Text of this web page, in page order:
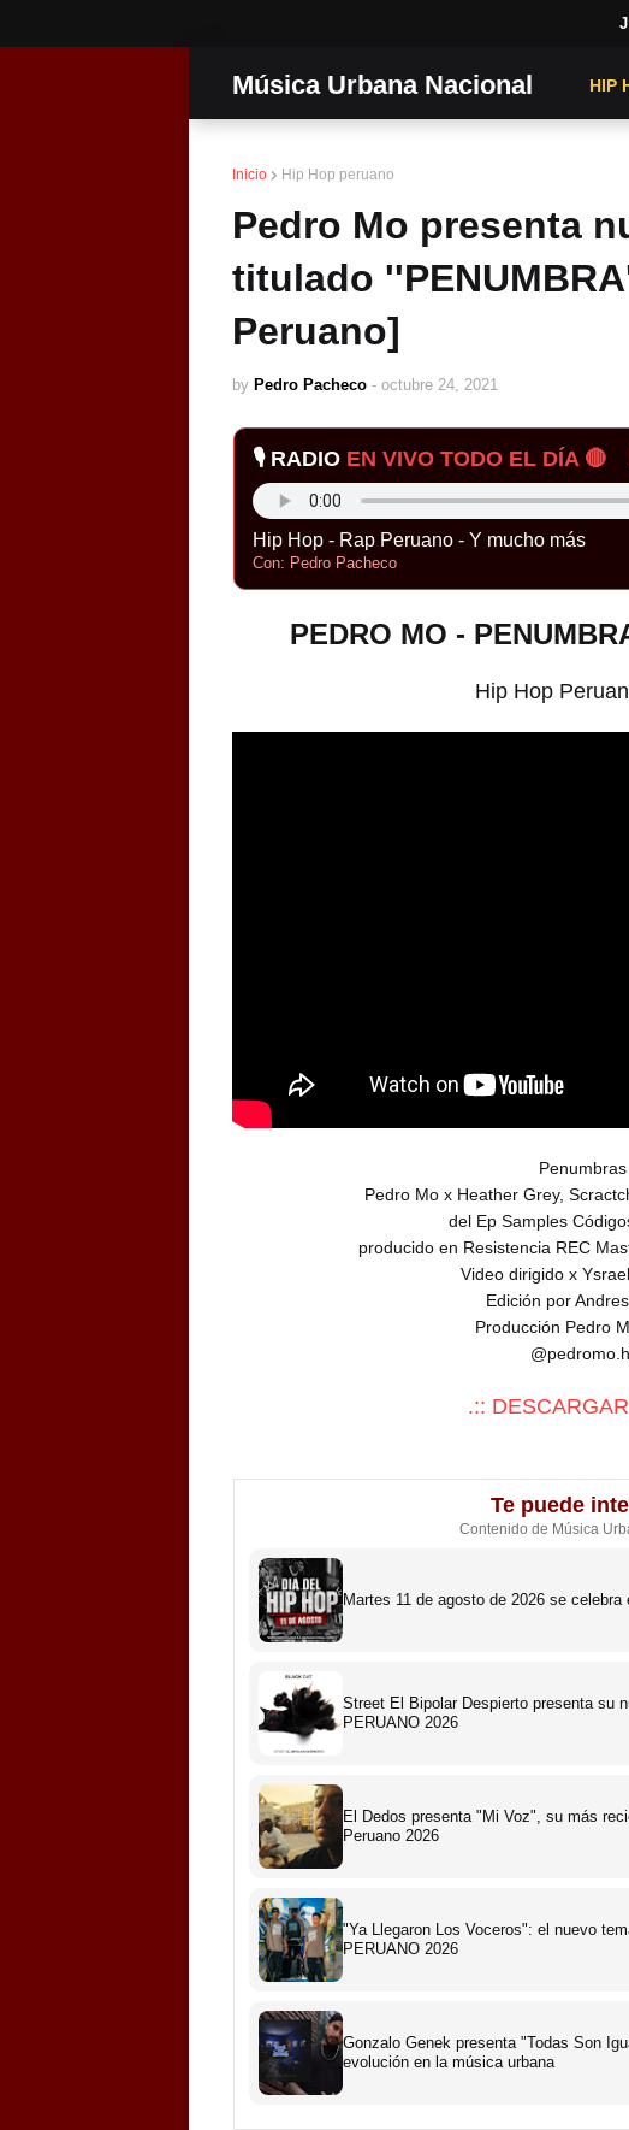
Música Urbana Nacional HIP
Inicio Hip Hop peruano
Pedro Mo presenta
titulado
Peruano]
by Pedro Pacheco - octubre 24, 2021
🎙️ RADIO EN VIVO TODO EL DÍA 🔴
Hip Hop - Rap Peruano - Y mucho más
Con: Pedro Pacheco
PEDRO MO -
Hip Hop
Penumbras
Pedro Mo x Heather Grey,
del Ep Samples
producido en Resistencia REC
Video dirigido x
Edición por
Producción Pedro
.::
Te puede
Contenido de Música
Martes 11 de agosto de 2026 se
Street El Bipolar Despierto presenta su
PERUANO 2026
El Dedos presenta "Mi Voz", su más
Peruano 2026
"Ya Llegaron Los Voceros": el nuevo
PERUANO 2026
Gonzalo Genek presenta "Todas Son
evolución en la música urbana